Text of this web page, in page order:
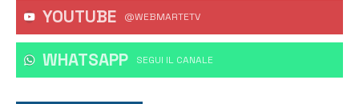
YOUTUBE @WEBMARTETV
WHATSAPP ‎SEGUI IL CANALE